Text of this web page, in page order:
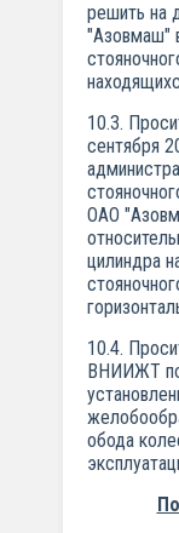
решить на
"Азовмаш"
10.3.
сентября
ОАО
цилиндра
10.4.
ВНИИЖТ
обода